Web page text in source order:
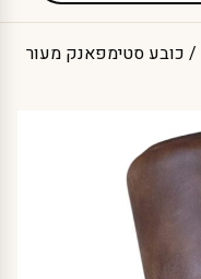
/ כובע סטימפאנק מעור